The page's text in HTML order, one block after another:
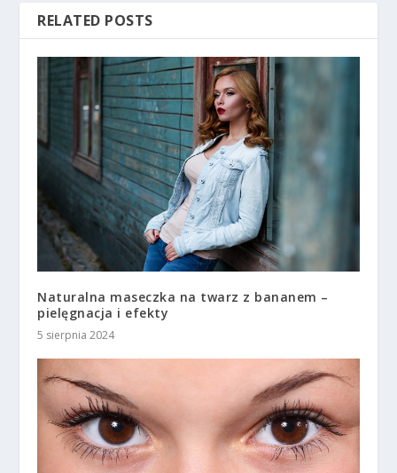
RELATED POSTS
Naturalna maseczka na twarz z bananem –
pielęgnacja i efekty
5 sierpnia 2024